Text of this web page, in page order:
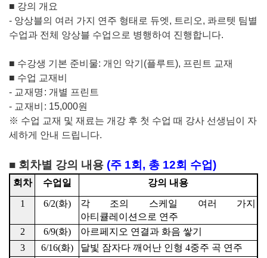
■ 강의 개요
- 앙상블의 여러 가지 연주 형태로 듀엣, 트리오, 콰르텟 팀별
수업과 전체 앙상블 수업으로 병행하여 진행합니다.
■ 수강생 기본 준비물: 개인 악기 (플루트), 프린트 교재
■ 수업 교재비
- 교재명 : 개별 프린트
- 교재비 : 15,000원
※ 수업 교재 및 재료는 개강 후 첫 수업 때 강사 선생님이 자
세하게 안내 드립니다.
■ 회차별 강의 내용 (주 1회 , 총 12회 수업)
회차 수업일 강의 내용
1 6/2(화)
각 조의 스케일 여러 가지
아티큘레이션으로 연주
2
6/9(화)
아르페지오 연결과 화음 쌓기
3
6/16(화) 달빛 잠자다 깨어난 인형 4중주 곡 연주